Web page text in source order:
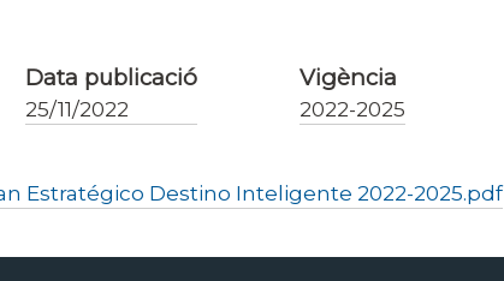
Data publicació
25/11/2022
Vigència
2022-2025
Estratégico Destino Inteligente 2022-2025.pdf